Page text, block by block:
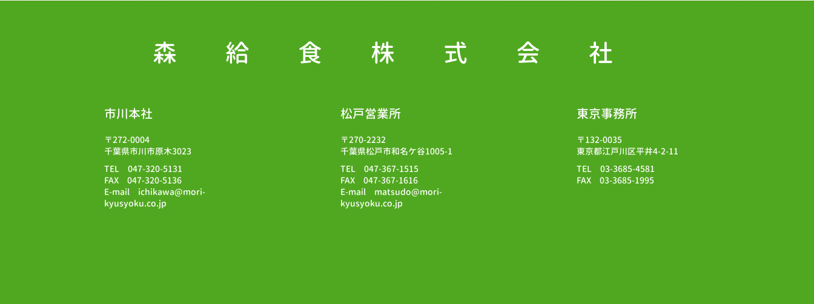
森給食株式会社
市川本社
〒272-0004
千葉県市川市原木3023
TEL 047-320-5131
FAX 047-320-5136
E-mail ichikawa@mori-
kyusyoku.co.jp
松戸営業所
〒270-2232
千葉県松戸市和名ケ谷1005-1
TEL 047-367-1515
FAX 047-367-1616
E-mail matsudo@mori-
kyusyoku.co.jp
東京事務所
〒132-0035
東京都江戸川区平井4-2-11
TEL 03-3685-4581
FAX 03-3685-1995